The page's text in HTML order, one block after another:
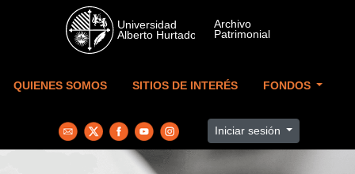
Skip to main content
QUIENES SOMOS SITIOS DE INTERÉS FONDOS
Iniciar sesión